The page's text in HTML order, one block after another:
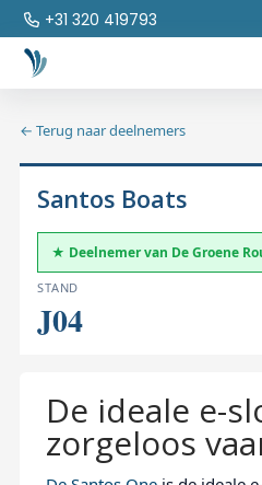
+31 320 419793
← Terug naar deelnemers
Santos Boats
★ Deelnemer van De Groene
STAND
J04
De ideale e-
zorgeloos